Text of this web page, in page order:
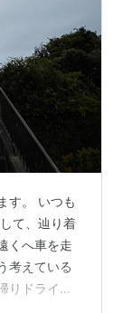
す。 いつも
て、辿り着
くへ車を走
考えている
りドライブ